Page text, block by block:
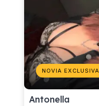
NOVIA EXCLUSIVA
Antonella